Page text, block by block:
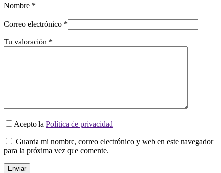
Nombre *
Correo electrónico *
Tu valoración *
Acepto la Política de privacidad
Guarda mi nombre, correo electrónico y web en este navegador
para la próxima vez que comente.
Enviar